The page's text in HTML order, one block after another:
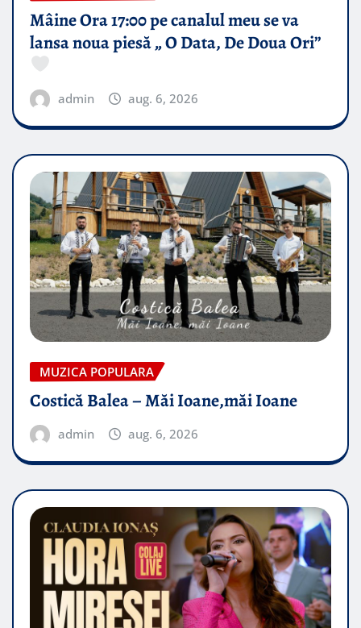
Mâine Ora 17:00 pe canalul meu se va
lansa noua piesă „ O Data, De Doua Ori”
admin aug. 6, 2026
MUZICA POPULARA
Costică Balea – Măi Ioane,măi Ioane
admin aug. 6, 2026